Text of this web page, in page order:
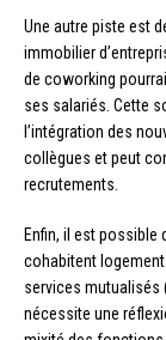
Une autre piste est
immobilier
de coworking
ses salariés. Cette
l’intégration des
collègues et peut
recrutements.
Enfin, il est possible
cohabitent
services mutualisés
nécessite une